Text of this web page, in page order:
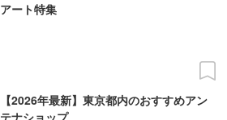
アート特集
【2026年最新】東京都内のおすすめアン